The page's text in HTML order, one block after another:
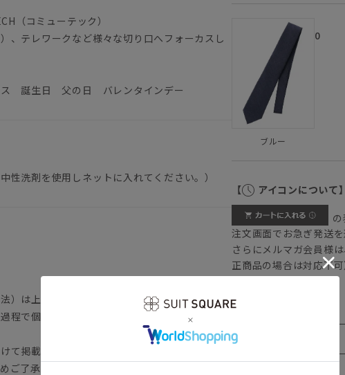
（コミューテック）
、テレワークなど様々な切り口へフォーカスし
誕生日 父の日 バレンタインデー
性洗剤を使用しネットに入れてください。）
）は上記のサイズ表をご覧下さい。
で個体差や着用感の違いが生じる場合がござ
掲載しておりますが、パソコン環境により色
ご了承下さいませ。
ブルー
0
【 アイコンについて】
の
注文画面でお急ぎ発送を
さらにメルマガ会員様
正商品の場合は対応不可